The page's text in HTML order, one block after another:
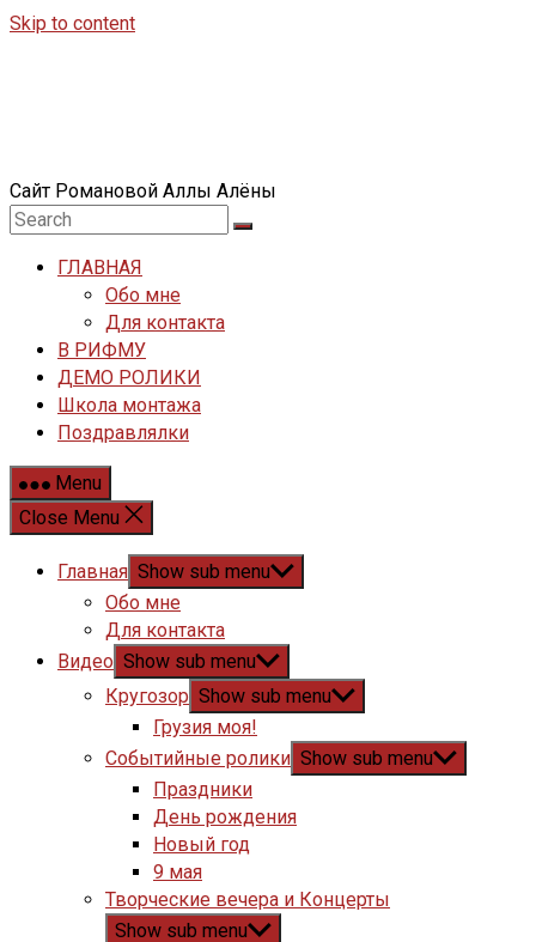
Skip to content
Сайт Романовой Аллы Алёны
ГЛАВНАЯ
Обо мне
Для контакта
В РИФМУ
ДЕМО РОЛИКИ
Школа монтажа
Поздравлялки
Menu
Close Menu
Главная Show sub menu
Обо мне
Для контакта
Видео Show sub menu
Кругозор Show sub menu
Грузия моя!
Событийные ролики Show sub menu
Праздники
День рождения
Новый год
9 мая
Творческие вечера и Концерты
Show sub menu